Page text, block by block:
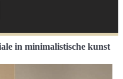
in minimalistische kunst